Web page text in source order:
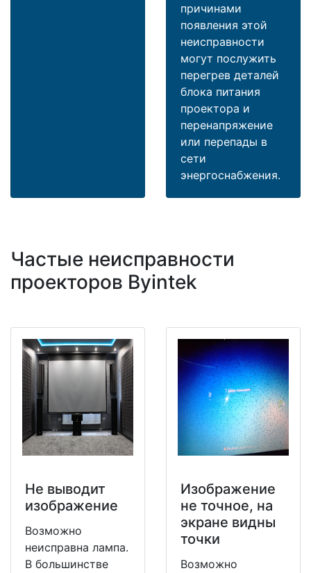
причинами
появления этой
неисправности
могут послужить
перегрев деталей
блока питания
проектора и
перенапряжение
или перепады в
сети
энергоснабжения.
Частые неисправности
проекторов Byintek
Не выводит
изображение
Возможно
неисправна лампа.
В большинстве
Изображение
не точное, на
экране видны
точки
Возможно